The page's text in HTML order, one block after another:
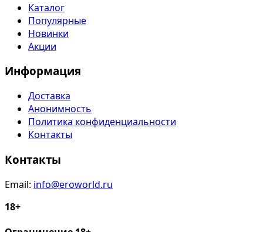
Каталог
Популярные
Новинки
Акции
Информация
Доставка
Анонимность
Политика конфиденциальности
Контакты
Контакты
Email: info@eroworld.ru
18+